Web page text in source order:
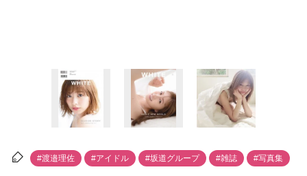
#渡邉理佐 #アイドル #坂道グループ #雑誌 #写真集